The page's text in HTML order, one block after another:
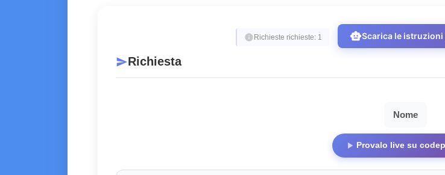
info Richieste richieste: 1 smart_toyScarica le istruzioni
sendRichiesta
Nome
play_arrow Provalo live su